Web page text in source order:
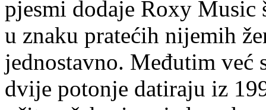
pjesmi dodaje Roxy Music
u znaku pratećih nijemih
jednostavno. Međutim već
dvije potonje datiraju iz